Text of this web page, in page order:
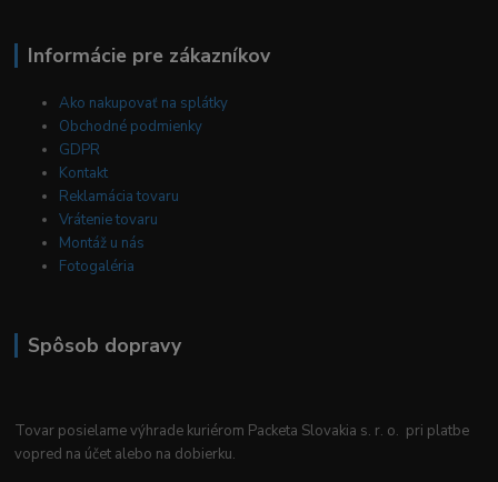
Informácie pre zákazníkov
Ako nakupovať na splátky
Obchodné podmienky
GDPR
Kontakt
Reklamácia tovaru
Vrátenie tovaru
Montáž u nás
Fotogaléria
Spôsob dopravy
Tovar posielame výhrade kuriérom Packeta Slovakia s. r. o. pri platbe
vopred na účet alebo na dobierku.